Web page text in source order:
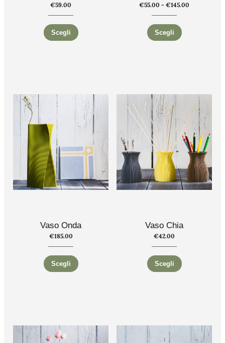
€59.00
Scegli
€55.00 - €145.00
Scegli
Vaso Onda
€185.00
Scegli
Vaso Chia
€42.00
Scegli